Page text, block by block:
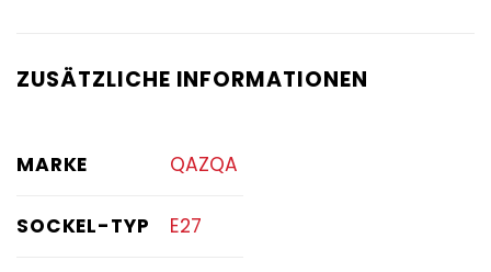
ZUSÄTZLICHE INFORMATIONEN
MARKE QAZQA
SOCKEL-TYP E27